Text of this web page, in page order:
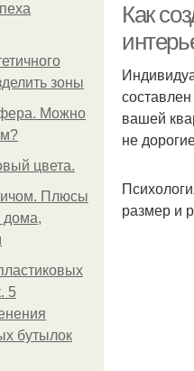
зоны
Можно
цвета.
Плюсы
дома,
5
бутылок
Как
вашей
не
размер и